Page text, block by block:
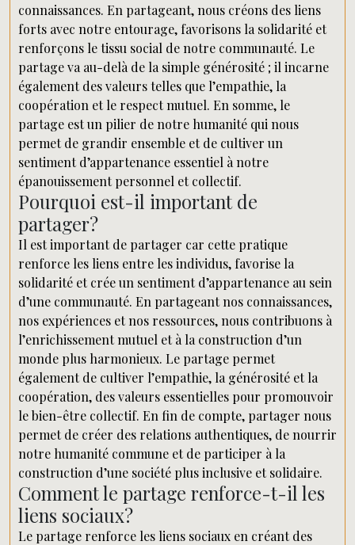
connaissances. En partageant, nous créons des liens
forts avec notre entourage, favorisons la solidarité et
renforçons le tissu social de notre communauté. Le
partage va au-delà de la simple générosité ; il incarne
également des valeurs telles que l’empathie, la
coopération et le respect mutuel. En somme, le
partage est un pilier de notre humanité qui nous
permet de grandir ensemble et de cultiver un
sentiment d’appartenance essentiel à notre
épanouissement personnel et collectif.
Pourquoi est-il important de
partager?
Il est important de partager car cette pratique
renforce les liens entre les individus, favorise la
solidarité et crée un sentiment d’appartenance au sein
d’une communauté. En partageant nos connaissances,
nos expériences et nos ressources, nous contribuons à
l’enrichissement mutuel et à la construction d’un
monde plus harmonieux. Le partage permet
également de cultiver l’empathie, la générosité et la
coopération, des valeurs essentielles pour promouvoir
le bien-être collectif. En fin de compte, partager nous
permet de créer des relations authentiques, de nourrir
notre humanité commune et de participer à la
construction d’une société plus inclusive et solidaire.
Comment le partage renforce-t-il les
liens sociaux?
Le partage renforce les liens sociaux en créant des